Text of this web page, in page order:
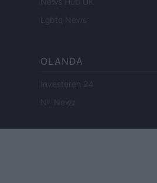
Lgbtq News
OLANDA
Investeren 24
NL Newz